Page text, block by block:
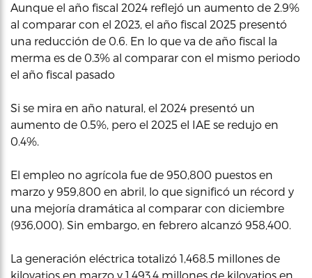
Aunque el año fiscal 2024 reflejó un aumento de 2.9%
al comparar con el 2023, el año fiscal 2025 presentó
una reducción de 0.6. En lo que va de año fiscal la
merma es de 0.3% al comparar con el mismo periodo
el año fiscal pasado
Si se mira en año natural, el 2024 presentó un
aumento de 0.5%, pero el 2025 el IAE se redujo en
0.4%.
El empleo no agrícola fue de 950,800 puestos en
marzo y 959,800 en abril, lo que significó un récord y
una mejoría dramática al comparar con diciembre
(936,000). Sin embargo, en febrero alcanzó 958,400.
La generación eléctrica totalizó 1,468.5 millones de
kilovatios en marzo y 1,493.4 millones de kilovatios en